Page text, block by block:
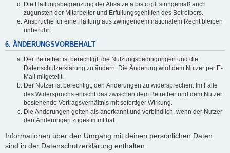
Die Haftungsbegrenzung der Absätze a bis c gilt sinngemäß auch
zugunsten der Mitarbeiter und Erfüllungsgehilfen des Betreibers.
Ansprüche für eine Haftung aus zwingendem nationalem Recht bleiben
unberührt.
6. ÄNDERUNGSVORBEHALT
Der Betreiber ist berechtigt, die Nutzungsbedingungen und die
Datenschutzerklärung zu ändern. Die Änderung wird dem Nutzer per E-
Mail mitgeteilt.
Der Nutzer ist berechtigt, den Änderungen zu widersprechen. Im Falle
des Widerspruchs erlischt das zwischen dem Betreiber und dem Nutzer
bestehende Vertragsverhältnis mit sofortiger Wirkung.
Die Änderungen gelten als anerkannt und verbindlich, wenn der Nutzer
den Änderungen zugestimmt hat.
Informationen über den Umgang mit deinen persönlichen Daten
sind in der Datenschutzerklärung enthalten.